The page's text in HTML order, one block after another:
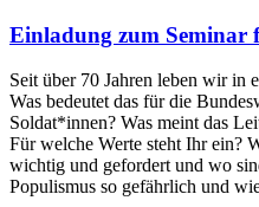
Einladung zum Seminar
Seit über 70 Jahren leben wir in
Was bedeutet das für die
Soldat*innen? Was meint das
Für welche Werte steht Ihr ein?
wichtig und gefordert und wo
Populismus so gefährlich und